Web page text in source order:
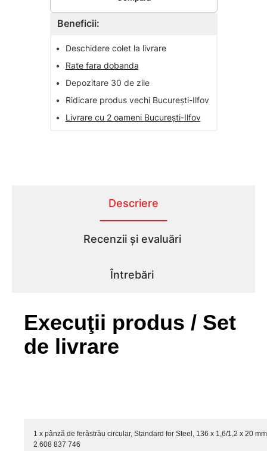
Beneficii:
•
Deschidere colet la livrare
•
Rate fara dobanda
•
Depozitare 30 de zile
•
Ridicare produs vechi București-Ilfov
•
Livrare cu 2 oameni București-Ilfov
Descriere
Recenzii și evaluări
Întrebări
Execuţii produs / Set
de livrare
1 x pânză de ferăstrău circular, Standard for Steel, 136 x 1,6/1,2 x 20
2 608 837 746